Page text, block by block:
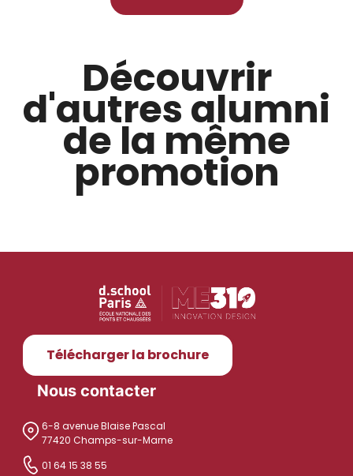
Découvrir
d'autres alumni
de la même
promotion
Télécharger la brochure
Nous contacter
6-8 avenue Blaise Pascal
77420 Champs-sur-Marne
01 64 15 38 55